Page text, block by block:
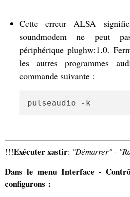
Cette erreur ALSA
soundmodem ne peut
périphérique plughw:1.0.
les autres programmes
commande suivante :
pulseaudio -k
!!!Exécuter xastir: "Démarrer" -
Dans le menu Interface -
configurons :